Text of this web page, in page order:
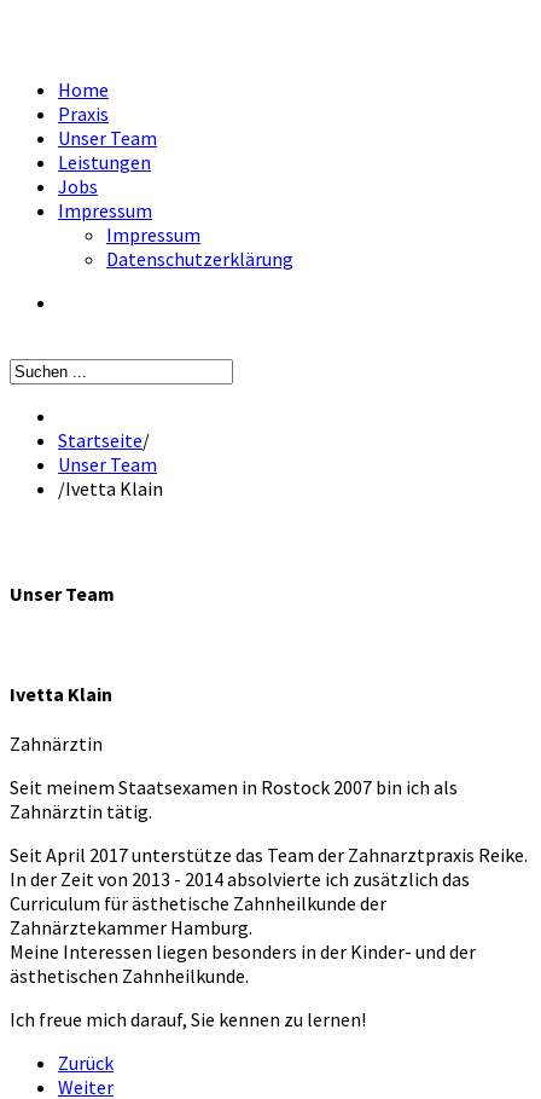
Home
Praxis
Unser Team
Leistungen
Jobs
Impressum
Impressum
Datenschutzerklärung
Startseite/
Unser Team
/Ivetta Klain
Unser Team
Ivetta Klain
Zahnärztin
Seit meinem Staatsexamen in Rostock 2007 bin ich als
Zahnärztin tätig.
Seit April 2017 unterstütze das Team der Zahnarztpraxis Reike.
In der Zeit von 2013 - 2014 absolvierte ich zusätzlich das
Curriculum für ästhetische Zahnheilkunde der
Zahnärztekammer Hamburg.
Meine Interessen liegen besonders in der Kinder- und der
ästhetischen Zahnheilkunde.
Ich freue mich darauf, Sie kennen zu lernen!
Zurück
Weiter